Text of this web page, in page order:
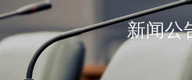
新闻公